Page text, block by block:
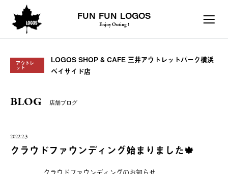
FUN FUN LOGOS
Enjoy Outing !
アウトレ
ット
LOGOS SHOP & CAFE 三井アウトレットパーク横浜
ベイサイド店
BLOG 店舗ブログ
2022.2.3
クラウドファウンディング始まりました🍁